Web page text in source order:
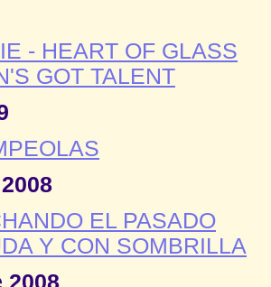
- HEART OF GLASS
GOT TALENT
EL PASADO
Y CON SOMBRILLA
2008